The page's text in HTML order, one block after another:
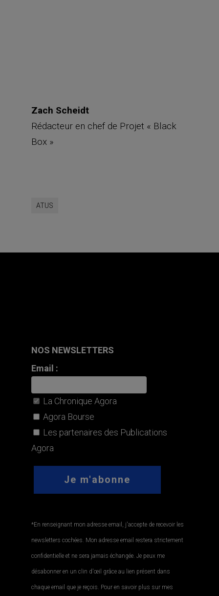
Zach Scheidt
Rédacteur en chef de Projet « Black
Box »
ATUS
NOS NEWSLETTERS
Email :
La Chronique Agora
Agora Bourse
Les partenaires des Publications
Agora
*En renseignant mon adresse email, j'accepte de recevoir les
newsletters cochées. Mon adresse email restera strictement
confidentielle et ne sera jamais échangée. Je peux me
désabonner en un clin d'œil grâce au lien présent dans
chaque email que je reçois. Pour en savoir plus sur mes